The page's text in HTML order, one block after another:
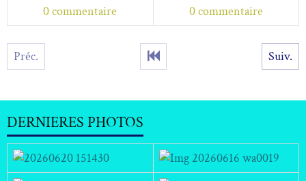
0 commentaire 0 commentaire
Préc. Suiv.
DERNIERES PHOTOS